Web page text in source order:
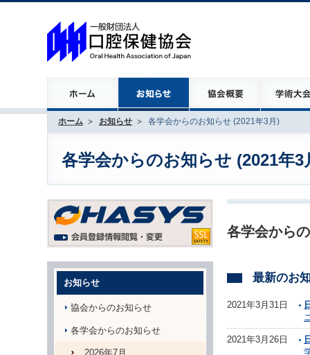
ホーム お知らせ 各学会からのお知らせ (2021年3月)
各学会からのお知らせ (2021年3
各学会から
最新のお
2021年3月31日
2021年3月26日
お知らせ
協会からのお知らせ
各学会からのお知らせ
2026年7月